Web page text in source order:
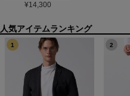
¥14,300
1 2